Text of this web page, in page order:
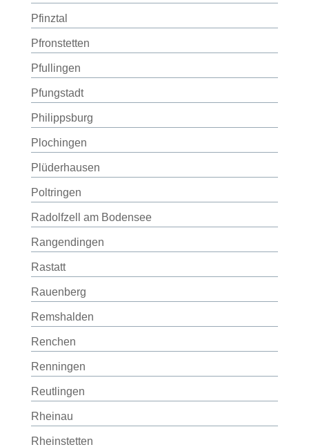
Pfinztal
Pfronstetten
Pfullingen
Pfungstadt
Philippsburg
Plochingen
Plüderhausen
Poltringen
Radolfzell am Bodensee
Rangendingen
Rastatt
Rauenberg
Remshalden
Renchen
Renningen
Reutlingen
Rheinau
Rheinstetten